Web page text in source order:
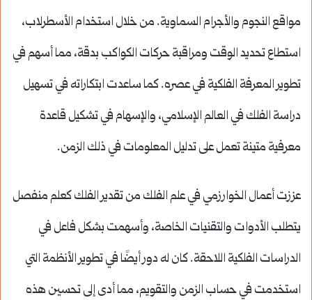
مواقع النجوم والأجرام السماوية. من خلال استخدام الأسطرلاب،
استطاع تحديد الوقت ومراقبة حركات الكواكب بدقة، مما أسهم في
تطوير المعرفة الفلكية في عصره. كما ساعدت ابتكاراته في تسهيل
دراسة الفلك في العالم الإسلامي، والإسهام في تشكيل قاعدة
معرفية متينة تعمل على تدليل المعلومات في ذلك الزمن.
عززت أعمال الخوارزمي في علم الفلك من تقدير الفلك كعلم منفصل
يتطلب الأدوات والتقنيات الخاصة، وأسهمت بشكل فاعل في
الدراسات الفلكية اللاحقة. كان له دور أيضًا في تطوير الأنظمة التي
استخدمت في حساب الزمن والتقويم، مما أدى إلى تحسين هذه